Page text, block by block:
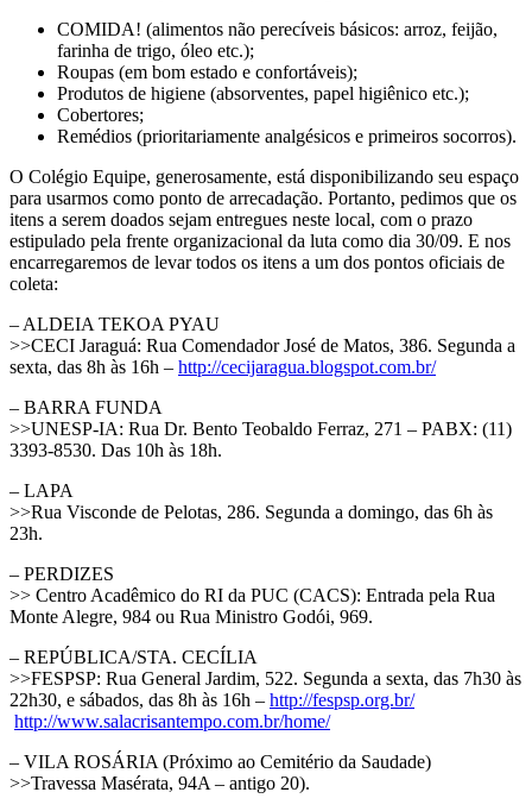
COMIDA! (alimentos não perecíveis básicos: arroz, feijão,
farinha de trigo, óleo etc.);
Roupas (em bom estado e confortáveis);
Produtos de higiene (absorventes, papel higiênico etc.);
Cobertores;
Remédios (prioritariamente analgésicos e primeiros socorros).
O Colégio Equipe, generosamente, está disponibilizando seu espaço
para usarmos como ponto de arrecadação. Portanto, pedimos que os
itens a serem doados sejam entregues neste local, com o prazo
estipulado pela frente organizacional da luta como dia 30/09. E nos
encarregaremos de levar todos os itens a um dos pontos oficiais de
coleta:
– ALDEIA TEKOA PYAU
>>CECI Jaraguá: Rua Comendador José de Matos, 386. Segunda a
sexta, das 8h às 16h – http://cecijaragua.blogspot.com.br/
– BARRA FUNDA
>>UNESP-IA: Rua Dr. Bento Teobaldo Ferraz, 271 – PABX: (11)
3393-8530. Das 10h às 18h.
– LAPA
>>Rua Visconde de Pelotas, 286. Segunda a domingo, das 6h às
23h.
– PERDIZES
>> Centro Acadêmico do RI da PUC (CACS): Entrada pela Rua
Monte Alegre, 984 ou Rua Ministro Godói, 969.
– REPÚBLICA/STA. CECÍLIA
>>FESPSP: Rua General Jardim, 522. Segunda a sexta, das 7h30 às
22h30, e sábados, das 8h às 16h – http://fespsp.org.br/
http://www.salacrisantempo.com.br/home/
– VILA ROSÁRIA (Próximo ao Cemitério da Saudade)
>>Travessa Masérata, 94A – antigo 20).